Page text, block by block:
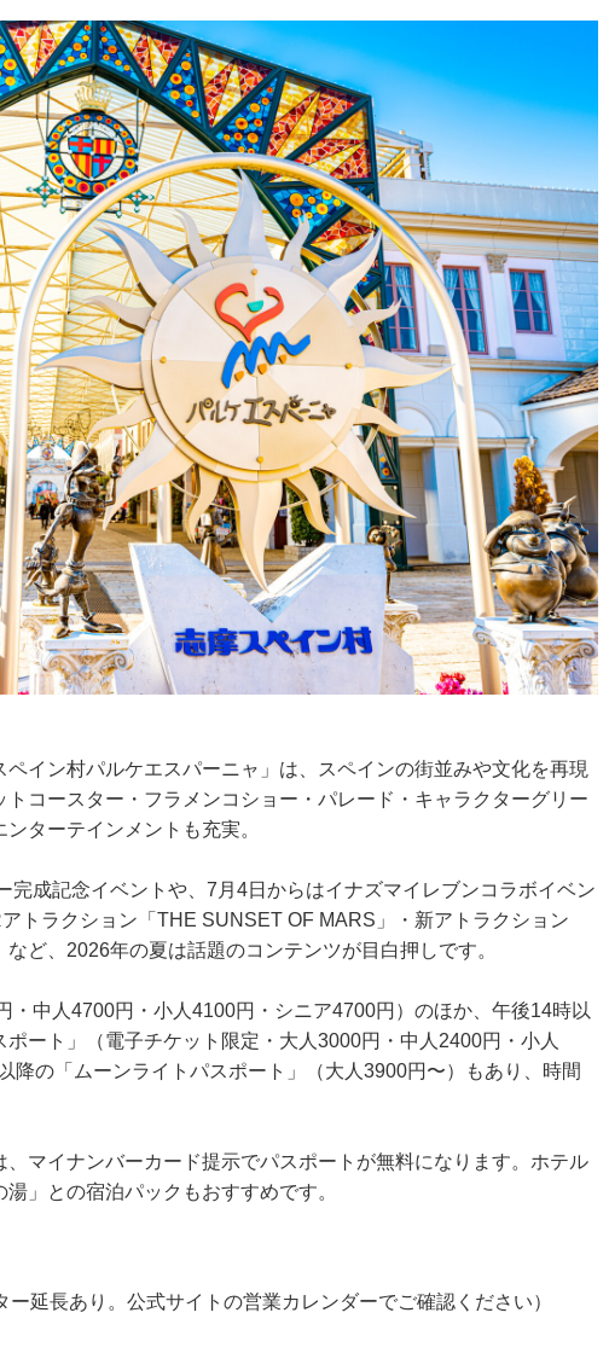
イン村パルケエスパーニャ」は、スペインの街並みや文化を再現
コースター・フラメンコショー・パレード・キャラクターグリー
ターテインメントも充実。
完成記念イベントや、7月4日からはイナズマイレブンコラボイベン
トラクション「THE SUNSET OF MARS」・新アトラクション
ど、2026年の夏は話題のコンテンツが目白押しです。
・中人4700円・小人4100円・シニア4700円）のほか、午後14時以
ート」（電子チケット限定・大人3000円・中人2400円・小人
降の「ムーンライトパスポート」（大人3900円〜）もあり、時間
マイナンバーカード提示でパスポートが無料になります。ホテル
」との宿泊パックもおすすめです。
延長あり。公式サイトの営業カレンダーでご確認ください）